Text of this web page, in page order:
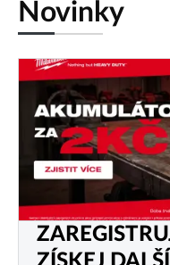
Novinky